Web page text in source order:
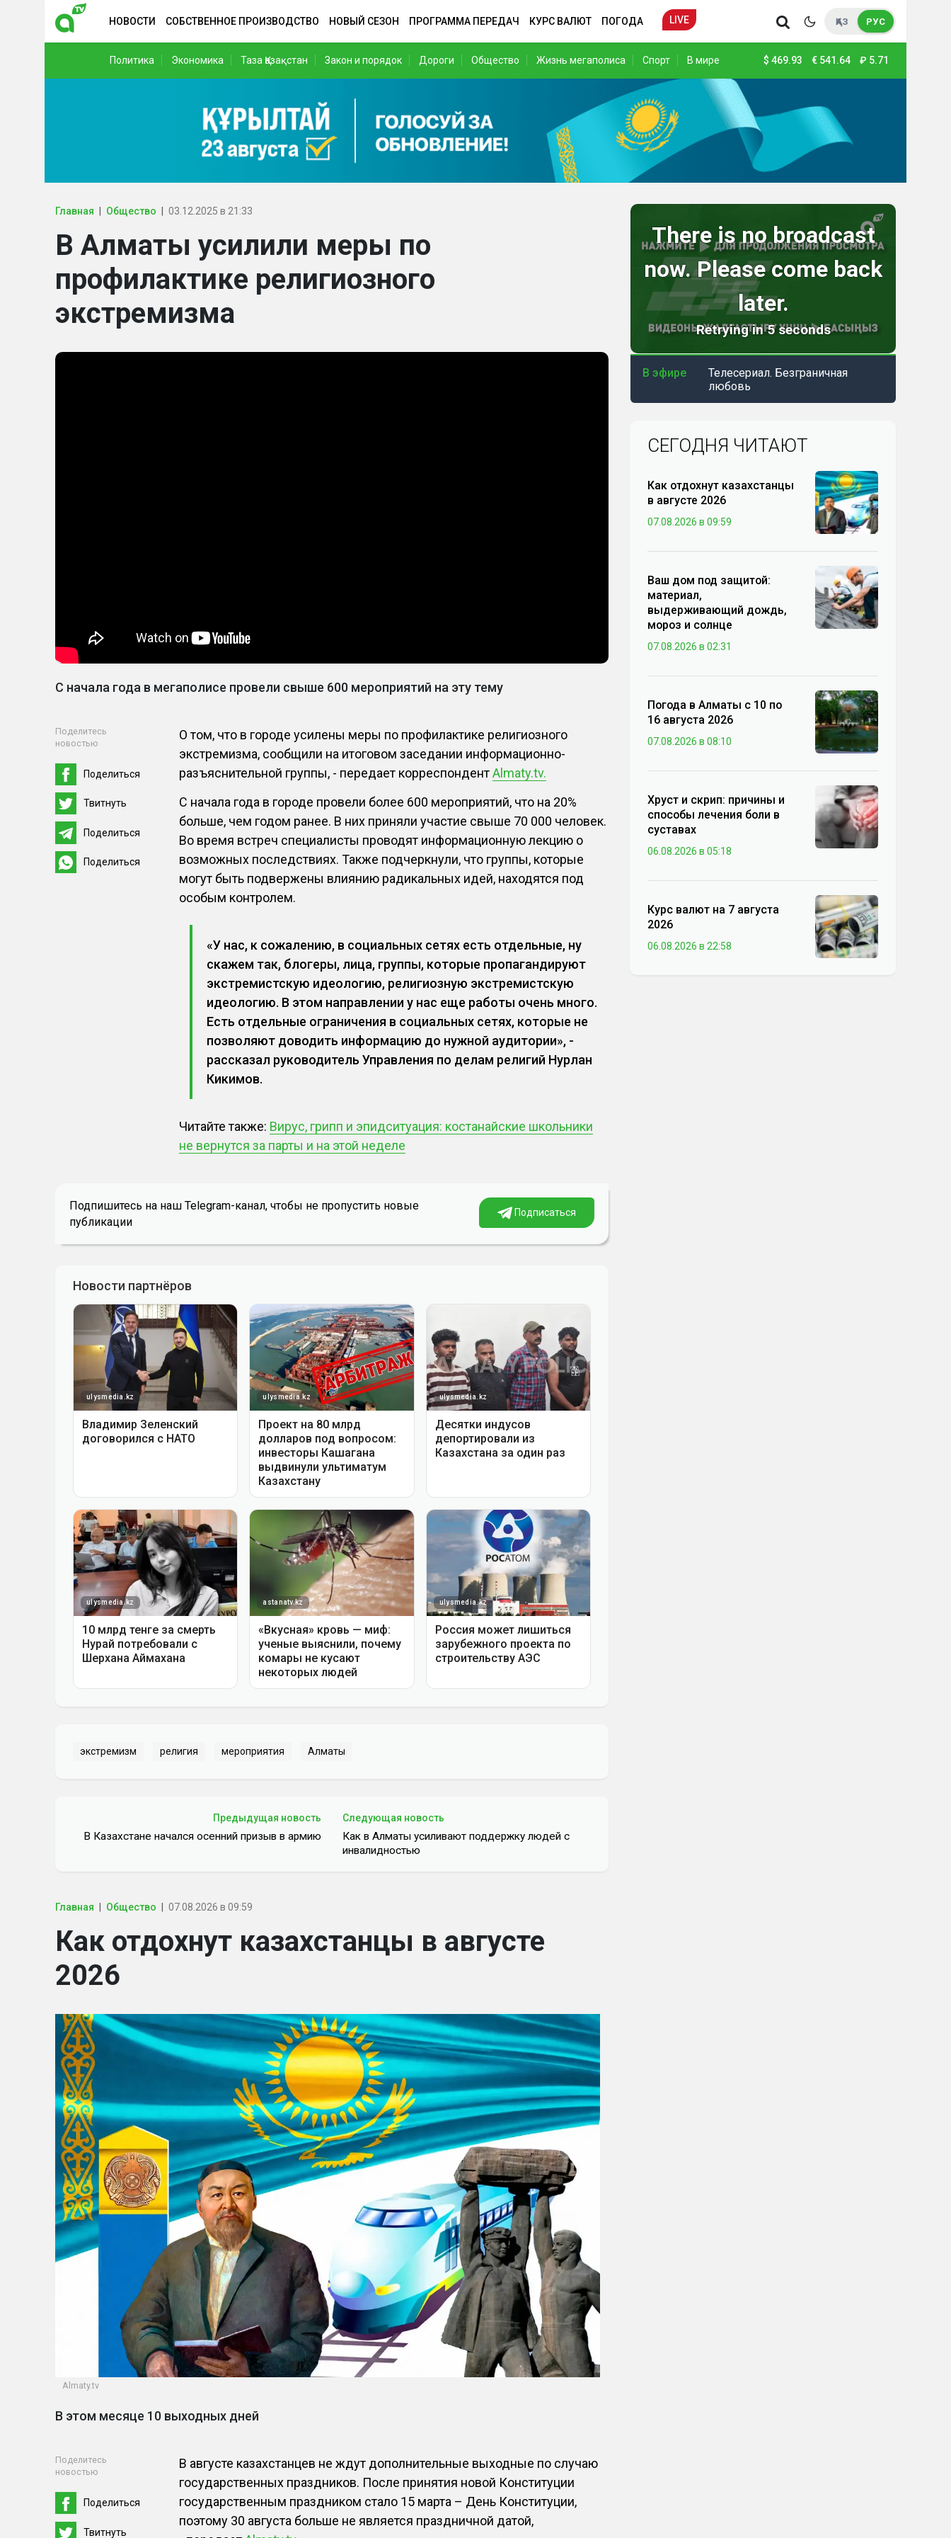
НОВОСТИ СОБСТВЕННОЕ ПРОИЗВОДСТВО НОВЫЙ СЕЗОН ПРОГРАММА ПЕРЕДАЧ КУРС ВАЛЮТ ПОГОДА LIVE ҚАЗ РУС
Политика Экономика Таза Қазақстан Закон и порядок Дороги Общество Жизнь мегаполиса Спорт В мире $ 469.93 € 541.64 ₽ 5.71
Главная Общество 03.12.2025 в 21:33
В Алматы усилили меры по
профилактике религиозного
экстремизма
С начала года в мегаполисе провели свыше 600 мероприятий на эту тему
Поделитесь
новостью
Поделиться
Твитнуть
Поделиться
Поделиться
О том, что в городе усилены меры по профилактике религиозного
экстремизма, сообщили на итоговом заседании информационно-
разъяснительной группы, - передает корреспондентAlmaty.tv.
С начала года в городе провели более 600 мероприятий, что на 20%
больше, чем годом ранее. В них приняли участие свыше 70 000 человек.
Во время встреч специалисты проводят информационную лекцию о
возможных последствиях. Также подчеркнули, что группы, которые
могут быть подвержены влиянию радикальных идей, находятся под
особым контролем.
«У нас, к сожалению, в социальных сетях есть отдельные, ну
скажем так, блогеры, лица, группы, которые пропагандируют
экстремистскую идеологию, религиозную экстремистскую
идеологию. В этом направлении у нас еще работы очень много.
Есть отдельные ограничения в социальных сетях, которые не
позволяют доводить информацию до нужной аудитории», -
рассказал руководитель Управления по делам религий Нурлан
Кикимов.
Читайте также: Вирус, грипп и эпидситуация: костанайские школьники
не вернутся за парты и на этой неделе
Подпишитесь на наш Telegram-канал, чтобы не пропустить новые
публикации
Подписаться
экстремизм религия мероприятия Алматы
Предыдущая новость
В Казахстане начался осенний призыв в армию
Следующая новость
Как в Алматы усиливают поддержку людей с
инвалидностью
Главная Общество 07.08.2026 в 09:59
Как отдохнут казахстанцы в августе
2026
Almaty.tv
В этом месяце 10 выходных дней
Поделитесь
новостью
Поделиться
Твитнуть
В августе казахстанцев не ждут дополнительные выходные по случаю
государственных праздников. После принятия новой Конституции
государственным праздником стало 15 марта – День Конституции,
поэтому 30 августа больше не является праздничной датой,
В эфире
Телесериал. Безграничная
любовь
СЕГОДНЯ ЧИТАЮТ
Как отдохнут казахстанцы
в августе 2026
07.08.2026 в 09:59
Ваш дом под защитой:
материал,
выдерживающий дождь,
мороз и солнце
07.08.2026 в 02:31
Погода в Алматы с 10 по
16 августа 2026
07.08.2026 в 08:10
Хруст и скрип: причины и
способы лечения боли в
суставах
06.08.2026 в 05:18
Курс валют на 7 августа
2026
06.08.2026 в 22:58